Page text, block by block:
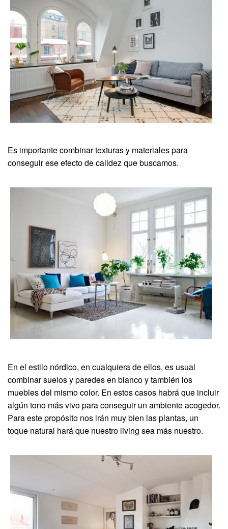
Es importante combinar texturas y materiales para
conseguir ese efecto de calidez que buscamos.
En el estilo nórdico, en cualquiera de ellos, es usual
combinar suelos y paredes en blanco y también los
muebles del mismo color. En estos casos habrá que incluir
algún tono más vivo para conseguir un ambiente acogedor.
Para este propósito nos irán muy bien las plantas, un
toque natural hará que nuestro living sea más nuestro.